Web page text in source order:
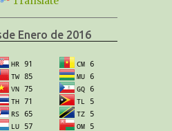
Enero de 2016